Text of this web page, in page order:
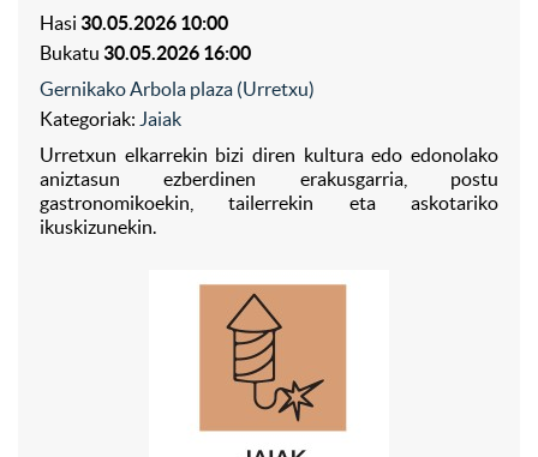
Hasi 30.05.2026 10:00
Bukatu 30.05.2026 16:00
Gernikako Arbola plaza (Urretxu)
Kategoriak: Jaiak
Urretxun elkarrekin bizi diren kultura edo edonolako
aniztasun ezberdinen erakusgarria, postu
gastronomikoekin, tailerrekin eta askotariko
ikuskizunekin.